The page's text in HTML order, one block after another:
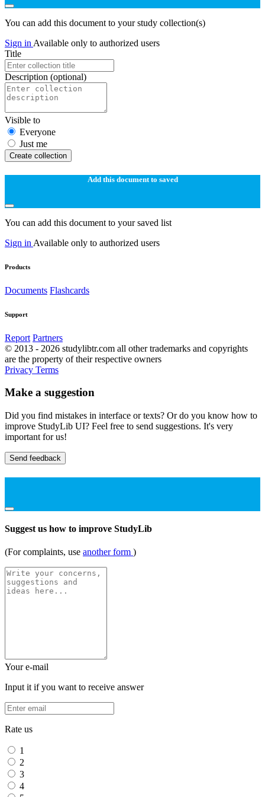
You can add this document to your study collection(s)
Sign in Available only to authorized users
Title
Description (optional)
Visible to
Everyone
Just me
Create collection
Add this document to saved
You can add this document to your saved list
Sign in Available only to authorized users
Products
Documents Flashcards
Support
Report Partners
© 2013 - 2026 studylibtr.com all other trademarks and copyrights
are the property of their respective owners
Privacy Terms
Make a suggestion
Did you find mistakes in interface or texts? Or do you know how to
improve StudyLib UI? Feel free to send suggestions. It's very
important for us!
Send feedback
Suggest us how to improve StudyLib
(For complaints, use another form )
Your e-mail
Input it if you want to receive answer
Rate us
1
2
3
4